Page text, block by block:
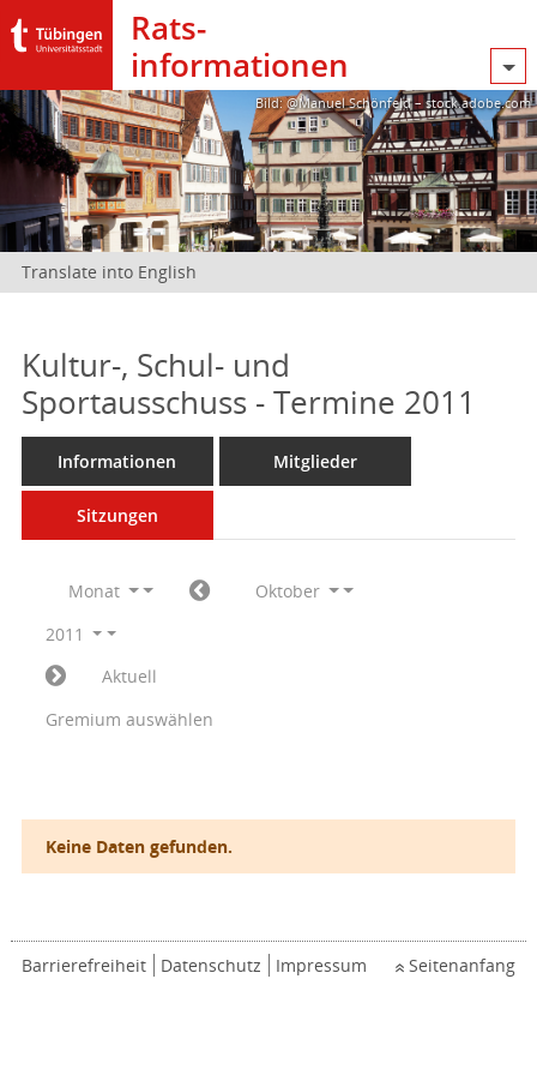
Rats­
informationen
Bild: @Manuel Schönfeld – stock.adobe.com
Translate into English
Kultur-, Schul- und
Sportausschuss - Termine 2011
Informationen Mitglieder
Sitzungen
Monat
Oktober
2011
Aktuell
Gremium auswählen
Keine Daten gefunden.
Barrierefreiheit Datenschutz Impressum Seitenanfang